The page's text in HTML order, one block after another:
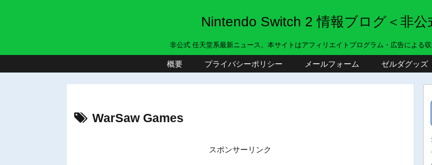
Nintendo Switch 2 情報ブログ＜非公
非公式 任天堂系最新ニュース。本サイトはアフィリエイトプログラム・広告による収
概要 プライバシーポリシー メールフォーム ゼルダグッズ
WarSaw Games
スポンサーリンク